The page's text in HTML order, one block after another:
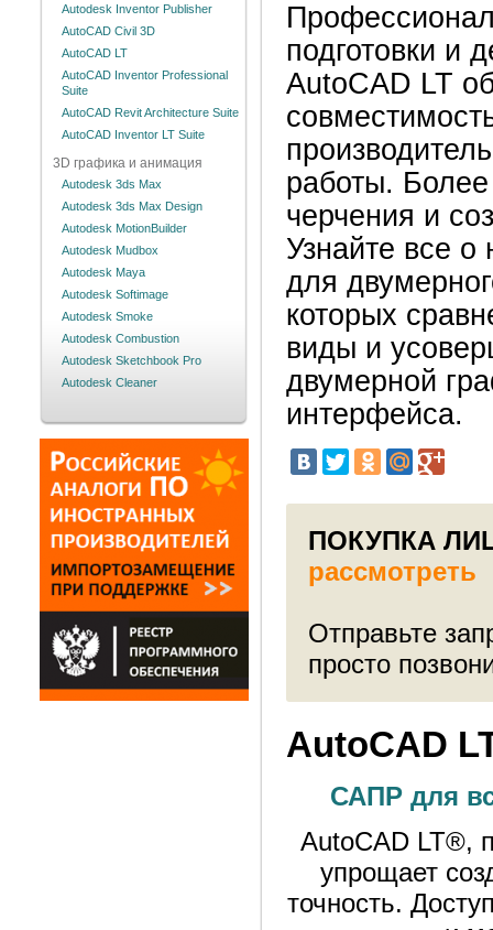
Autodesk Inventor Publisher
AutoCAD Civil 3D
AutoCAD LT
AutoCAD Inventor Professional
Suite
AutoCAD Revit Architecture Suite
AutoCAD Inventor LT Suite
3D графика и анимация
Autodesk 3ds Max
Autodesk 3ds Max Design
Autodesk MotionBuilder
Autodesk Mudbox
Autodesk Maya
Autodesk Softimage
Autodesk Smoke
Autodesk Combustion
Autodesk Sketchbook Pro
Autodesk Cleaner
подготовки и
AutoCAD LT
работы.
черчения и
Узнайте все
для
которых
виды и
двумерной
интерфейса.
ПОКУПКА
Отправьте
просто
AutoCAD
САПР для
AutoCAD LT®,
упрощает
точность.